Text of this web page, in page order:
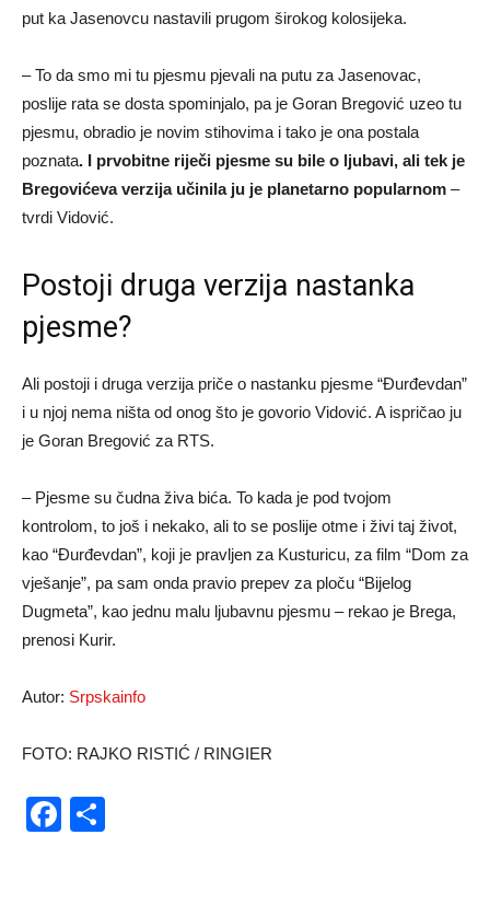
put ka Jasenovcu nastavili prugom širokog kolosijeka.
– To da smo mi tu pjesmu pjevali na putu za Jasenovac,
poslije rata se dosta spominjalo, pa je Goran Bregović uzeo tu
pjesmu, obradio je novim stihovima i tako je ona postala
poznata. I prvobitne riječi pjesme su bile o ljubavi, ali tek je
Bregovićeva verzija učinila ju je planetarno popularnom –
tvrdi Vidović.
Postoji druga verzija nastanka
pjesme?
Ali postoji i druga verzija priče o nastanku pjesme “Đurđevdan”
i u njoj nema ništa od onog što je govorio Vidović. A ispričao ju
je Goran Bregović za RTS.
– Pjesme su čudna živa bića. To kada je pod tvojom
kontrolom, to još i nekako, ali to se poslije otme i živi taj život,
kao “Đurđevdan”, koji je pravljen za Kusturicu, za film “Dom za
vješanje”, pa sam onda pravio prepev za ploču “Bijelog
Dugmeta”, kao jednu malu ljubavnu pjesmu – rekao je Brega,
prenosi Kurir.
Autor: Srpskainfo
FOTO: RAJKO RISTIĆ / RINGIER
Facebook